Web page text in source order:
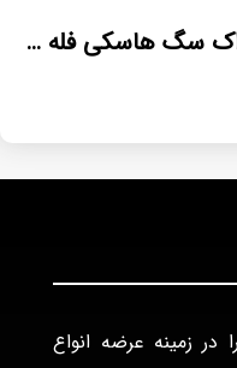
آخرین قیمت خوراک سگ هاسکی فله ای
در زمينه عرضه انواع